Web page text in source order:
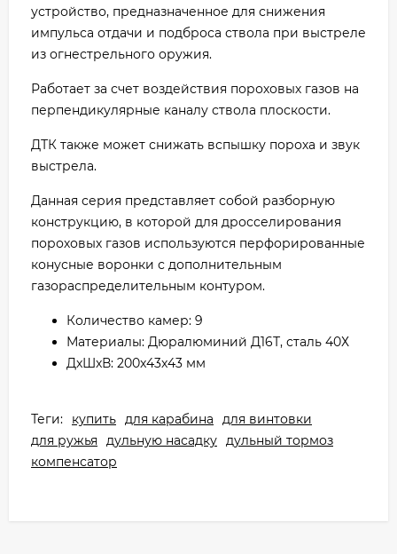
устройство, предназначенное для снижения
импульса отдачи и подброса ствола при выстреле
из огнестрельного оружия.
Работает за счет воздействия пороховых газов на
перпендикулярные каналу ствола плоскости.
ДТК также может снижать вспышку пороха и звук
выстрела.
Данная серия представляет собой разборную
конструкцию, в которой для дросселирования
пороховых газов используются перфорированные
конусные воронки с дополнительным
газораспределительным контуром.
Количество камер: 9
Материалы: Дюралюминий Д16Т, сталь 40Х
ДxШxВ: 200x43x43 мм
Теги: купить для карабина
для винтовки
для ружья
дульную насадку дульный тормоз
компенсатор